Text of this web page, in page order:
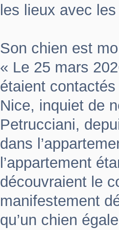
les lieux avec
Son chien est
« Le 25 mars
étaient
Nice, inquiet de
Petrucciani,
dans
l’appartement
découvraient le
manifestement
qu’un chien